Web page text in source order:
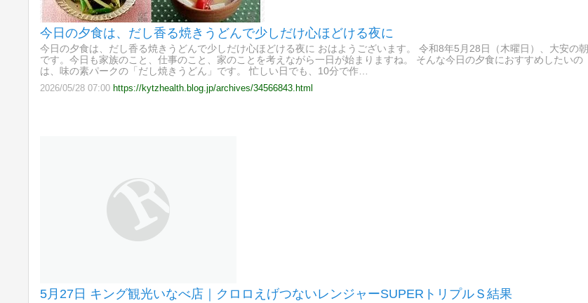
今日の夕食は、だし香る焼きうどんで少しだけ心ほどける夜に
今日の夕食は、だし香る焼きうどんで少しだけ心ほどける夜に おはようございます。 令和8年5月28日（木曜日）、大安の朝
です。今日も家族のこと、仕事のこと、家のことを考えながら一日が始まりますね。 そんな今日の夕食におすすめしたいの
は、味の素パークの「だし焼きうどん」です。 忙しい日でも、10分で作…
2026/05/28 07:00 https://kytzhealth.blog.jp/archives/34566843.html
5月27日 キング観光いなべ店｜クロロえげつないレンジャーSUPERトリプルＳ結果